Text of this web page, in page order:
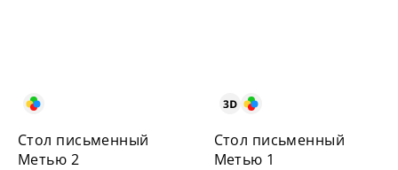
Стол письменный
Метью 2
Стол письменный
Метью 1